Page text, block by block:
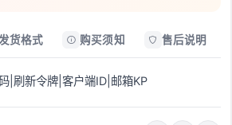
发货格式 购买须知 售后说明
|刷新令牌|客户端ID|邮箱KP